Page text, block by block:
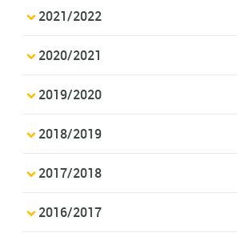
2021/2022
2020/2021
2019/2020
2018/2019
2017/2018
2016/2017